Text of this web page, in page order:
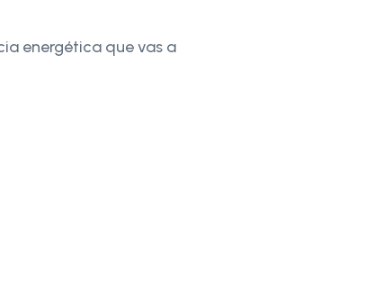
energética que vas a